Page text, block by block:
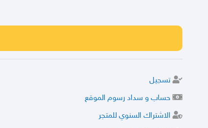
تسجيل
حساب و سداد رسوم الموقع
الاشتراك السنوي للمتجر